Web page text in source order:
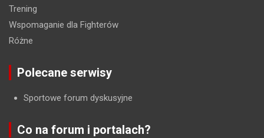
Trening
Wspomaganie dla Fighterów
Różne
Polecane serwisy
Sportowe forum dyskusyjne
Co na forum i portalach?